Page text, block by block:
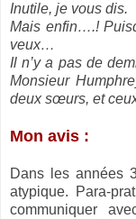
Inutile, je vous dis.
Mais enfin….!
veux…
Il n’y a pas de
Monsieur
deux sœurs, et
Mon avis :
Dans les années
atypique. Para-
communiquer